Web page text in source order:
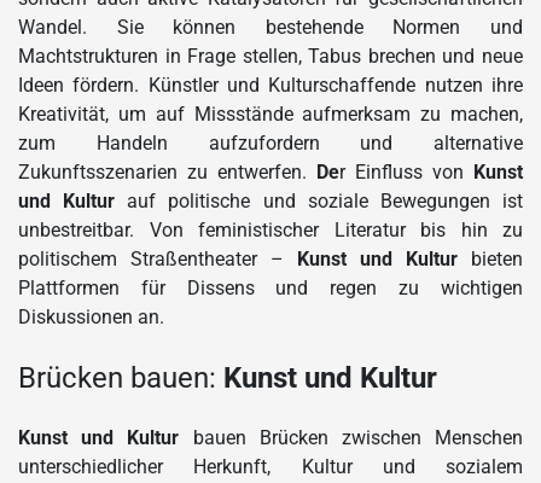
Wandel. Sie können bestehende Normen und
Machtstrukturen in Frage stellen, Tabus brechen und neue
Ideen fördern. Künstler und Kulturschaffende nutzen ihre
Kreativität, um auf Missstände aufmerksam zu machen,
zum Handeln aufzufordern und alternative
Zukunftsszenarien zu entwerfen.
Der Einfluss von
Kunst
und Kultur auf politische und soziale Bewegungen ist
unbestreitbar. Von feministischer Literatur bis hin zu
politischem Straßentheater –
Kunst und Kultur bieten
Plattformen für Dissens und regen zu wichtigen
Diskussionen an.
Brücken bauen: Kunst und Kultur
Kunst und Kultur bauen Brücken zwischen Menschen
unterschiedlicher Herkunft, Kultur und sozialem